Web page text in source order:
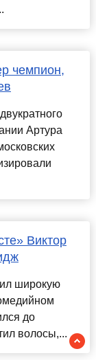
чемпион,
Артура
Виктор
широкую
до
волосы,...